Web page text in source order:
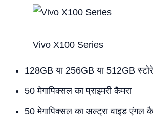
Vivo X100 Series
128GB या 256GB या 512GB
50 मेगापिक्सल का प्राइमरी कैमरा
50 मेगापिक्सल का अल्ट्रा वाइड एंगल